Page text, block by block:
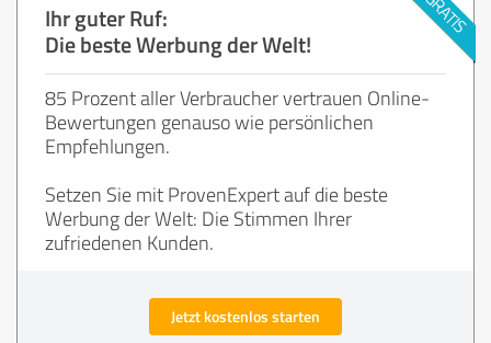
Ihr guter Ruf:
Die beste Werbung der Welt!
85 Prozent aller Verbraucher vertrauen Online-
Bewertungen genauso wie persönlichen
Empfehlungen.
Setzen Sie mit ProvenExpert auf die beste
Werbung der Welt: Die Stimmen Ihrer
zufriedenen Kunden.
Jetzt kostenlos starten